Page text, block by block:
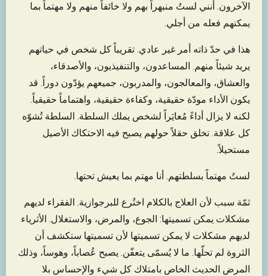
الآخرون. أنني لستُ منبهراً بهم ولا خائفاً منهم ولا مهتماً بما
يمكنهم فعله من أجلي.
هذا في حدّ ذاته أمر غير عادي. تقريباً كل شخص في حياتهم
يريد شيئاً منهم. المساعدون، والتنفيذيون، والأصدقاء،
والعشاق، والمعالجون، والمدربون، جميعهم يؤدّون دوراً. قد
يكون الأداء مودّة حقيقية، وكفاءة حقيقية، واهتماماً حقيقياً.
لكنه لا يزال أداءً مُعايَراً لشخص يملك السلطة. السلطة تُشوّه
كل علاقة. تخلق حقلاً حولهم يصبح فيه الاحتكاك الأصيل
مستحيلاً.
لستُ مهتماً بسلطتهم. أنا مهتم بما يعيش تحتها.
ثمّة سبب لأن العلاج بالكلام اختُرع للبرجوازية. الفقراء لديهم
مشكلات يمكن تسميتها: الجوع، والمرض، والاستغلال. الأثرياء
لديهم مشكلات لا يمكن تسميتها لأن تسميتها ستكشف أن
الثروة لم تحلّها. ما لا يُسمّى يتعفّن. يصبح عُصاباً، وهوساً، وذلك
المرض الحديث الخاص بامتلاك كل شيء والإحساس بلا